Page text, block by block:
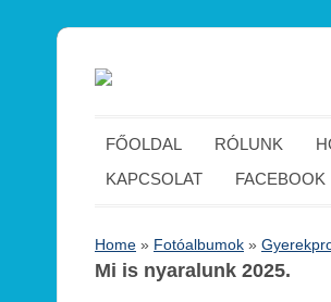
FŐOLDAL RÓLUNK
KAPCSOLAT
FACEBOOK
Home » Fotóalbumok »
Mi is nyaralunk 2025.